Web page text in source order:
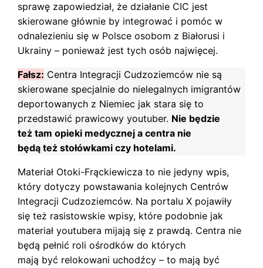
sprawę zapowiedział, że działanie CIC jest
skierowane głównie by integrować i pomóc w
odnalezieniu się w Polsce osobom z Białorusi i
Ukrainy – ponieważ jest tych osób najwięcej.
Fałsz: Centra Integracji Cudzoziemców nie są
skierowane specjalnie do nielegalnych imigrantów
deportowanych z Niemiec jak stara się to
przedstawić prawicowy youtuber. Nie będzie
też tam opieki medycznej a centra nie
będą też stołówkami czy hotelami.
Materiał Otoki-Frąckiewicza to nie jedyny wpis,
który dotyczy powstawania kolejnych Centrów
Integracji Cudzoziemców. Na portalu X pojawiły
się też rasistowskie wpisy, które podobnie jak
materiał youtubera mijają się z prawdą. Centra nie
będą pełnić roli ośrodków do których
mają być relokowani uchodźcy – to mają być